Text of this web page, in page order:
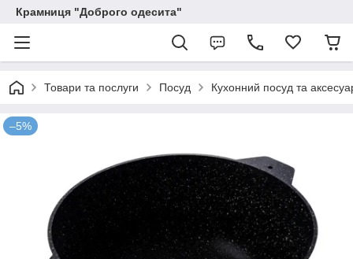
Крамниця "Доброго одесита"
Товари та послуги Посуд Кухонний посуд та
–5%